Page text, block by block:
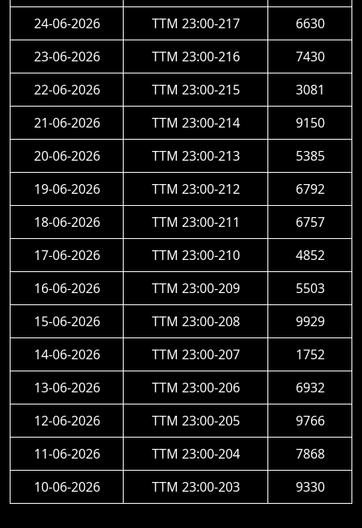
24-06-2026
TTM 23:00-217
6630
23-06-2026
TTM 23:00-216
7430
22-06-2026
TTM 23:00-215
3081
21-06-2026
TTM 23:00-214
9150
20-06-2026
TTM 23:00-213
5385
19-06-2026
TTM 23:00-212
6792
18-06-2026
TTM 23:00-211
6757
17-06-2026
TTM 23:00-210
4852
16-06-2026
TTM 23:00-209
5503
15-06-2026
TTM 23:00-208
9929
14-06-2026
TTM 23:00-207
1752
13-06-2026
TTM 23:00-206
6932
12-06-2026
TTM 23:00-205
9766
11-06-2026
TTM 23:00-204
7868
10-06-2026
TTM 23:00-203 9330